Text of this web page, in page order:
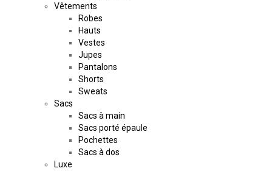
Vêtements
Robes
Hauts
Vestes
Jupes
Pantalons
Shorts
Sweats
Sacs
Sacs à main
Sacs porté épaule
Pochettes
Sacs à dos
Luxe